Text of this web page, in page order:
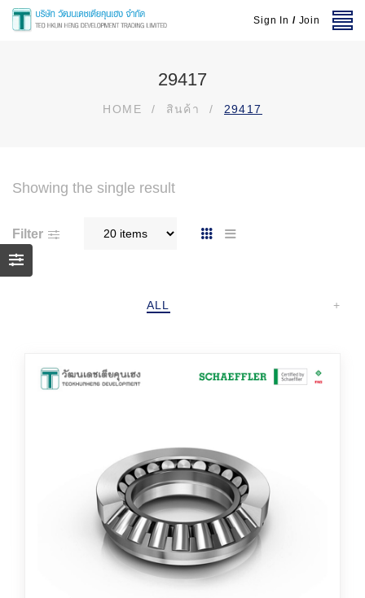
Sign In / Join
29417
HOME / สินค้า / 29417
Showing the single result
Filter
ALL +